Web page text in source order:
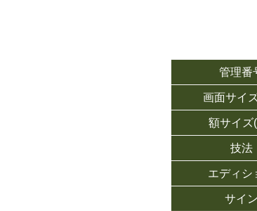
管理番
画面サイ
額サイズ
技法
エディシ
サイン